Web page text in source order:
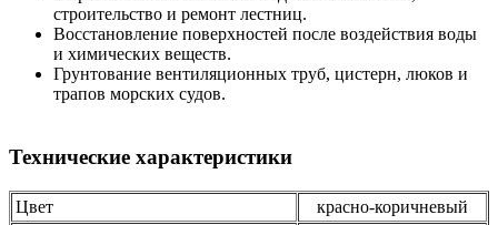
строительство и ремонт лестниц.
Восстановление поверхностей после воздействия воды
и химических веществ.
Грунтование вентиляционных труб, цистерн, люков и
трапов морских судов.
Технические характеристики
Цвет красно-коричневый